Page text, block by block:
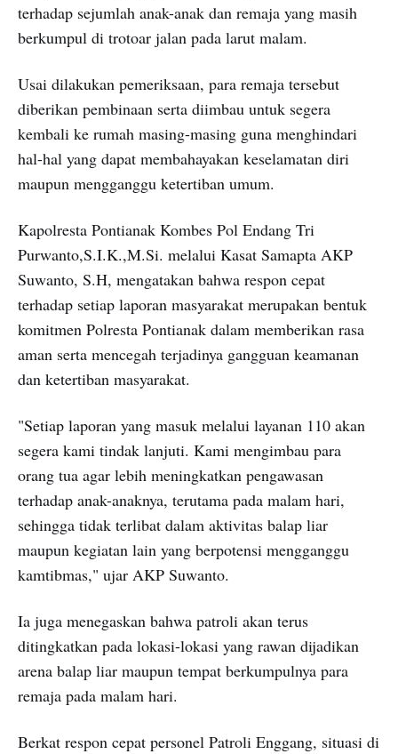
terhadap sejumlah anak-anak dan remaja yang masih
berkumpul di trotoar jalan pada larut malam.
Usai dilakukan pemeriksaan, para remaja tersebut
diberikan pembinaan serta diimbau untuk segera
kembali ke rumah masing-masing guna menghindari
hal-hal yang dapat membahayakan keselamatan diri
maupun mengganggu ketertiban umum.
Kapolresta Pontianak Kombes Pol Endang Tri
Purwanto,S.I.K.,M.Si. melalui Kasat Samapta AKP
Suwanto, S.H, mengatakan bahwa respon cepat
terhadap setiap laporan masyarakat merupakan bentuk
komitmen Polresta Pontianak dalam memberikan rasa
aman serta mencegah terjadinya gangguan keamanan
dan ketertiban masyarakat.
"Setiap laporan yang masuk melalui layanan 110 akan
segera kami tindak lanjuti. Kami mengimbau para
orang tua agar lebih meningkatkan pengawasan
terhadap anak-anaknya, terutama pada malam hari,
sehingga tidak terlibat dalam aktivitas balap liar
maupun kegiatan lain yang berpotensi mengganggu
kamtibmas," ujar AKP Suwanto.
Ia juga menegaskan bahwa patroli akan terus
ditingkatkan pada lokasi-lokasi yang rawan dijadikan
arena balap liar maupun tempat berkumpulnya para
remaja pada malam hari.
Berkat respon cepat personel Patroli Enggang, situasi di